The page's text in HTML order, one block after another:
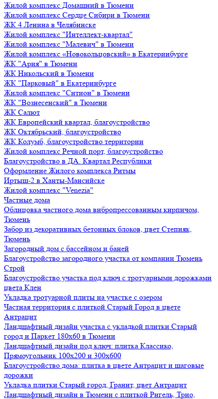
Жилой комплекс Домашний в Тюмени
Жилой комплекс Сердце Сибири в Тюмени
ЖК 4 Ленина в Челябинске
Жилой комплекс "Интеллект-квартал"
Жилой комплекс "Малевич" в Тюмени
Жилой комплекс «Новокольцовский» в Екатеринбурге
ЖК "Ария" в Тюмени
ЖК Никольский в Тюмени
ЖК "Парковый" в Екатеринбурге
Жилой комплекс "Ситион" в Тюмени
ЖК "Вознесенский" в Тюмени
ЖК Салют
ЖК Европейский квартал, благоустройство
ЖК Октябрьский, благоустройство
ЖК Колумб, благоустройство территории
Жилой комплекс Речной порт, благоустройство
Благоустройство в ДА. Квартал Республики
Оформление Жилого комплекса Ритмы
Иртыш-2 в Ханты-Мансийске
Жилой комплекс "Venezia"
Частные дома
Облицовка частного дома вибропрессованным кирпичом,
Тюмень
Забор из декоративных бетонных блоков, цвет Степняк,
Тюмень
Загородный дом с бассейном и баней
Благоустройство загородного участка от компании Тюмень
Строй
Благоустройство участка под ключ с тротуарными дорожками
цвета Клен
Укладка тротуарной плиты на участке с озером
Частная территория с плиткой Старый Город в цвете
Антрацит
Ландшафтный дизайн участка с укладкой плитки Старый
город и Паркет 180х60 в Тюмени
Ландшафтный дизайн под ключ: плитка Классико,
Прямоугольник 100х200 и 300х600
Благоустройство дома: плитка в цвете Антрацит и шаговые
дорожки
Укладка плитки Старый город, Гранит, цвет Антрацит
Ландшафтный дизайн в Тюмени с плиткой Ригель, Трио,